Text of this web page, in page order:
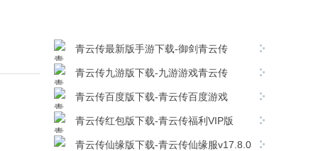
青云传最新版手游下载-御剑青云传
v17.8.0安卓版下载
青云传九游版下载-九游游戏青云传
v17.8.0安卓版下载
青云传百度版下载-青云传百度游戏
v17.8.0安卓版下载
青云传红包版下载-青云传福利VIP版
v17.8.0安卓版下载
青云传仙缘版下载-青云传仙缘服v17.8.0